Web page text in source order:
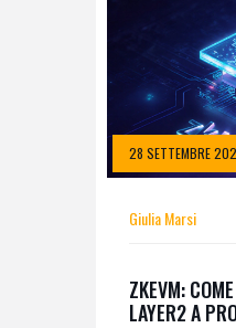
28 SETTEMBRE
Giulia Marsi
ZKEVM:
LAYER2 A